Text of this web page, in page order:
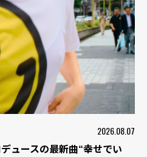
2026.08.07
ュースの最新曲“幸せでい